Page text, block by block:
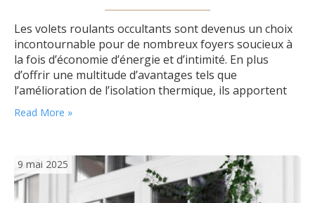
Les volets roulants occultants sont devenus un choix
incontournable pour de nombreux foyers soucieux à
la fois d’économie d’énergie et d’intimité. En plus
d’offrir une multitude d’avantages tels que
l’amélioration de l’isolation thermique, ils apportent
une réelle valeur ajoutée à votre habitat. Comment
les volets roulants économisent-ils l’énergie ? L’un des
est leur capacité…
Read More »
9 mai 2025